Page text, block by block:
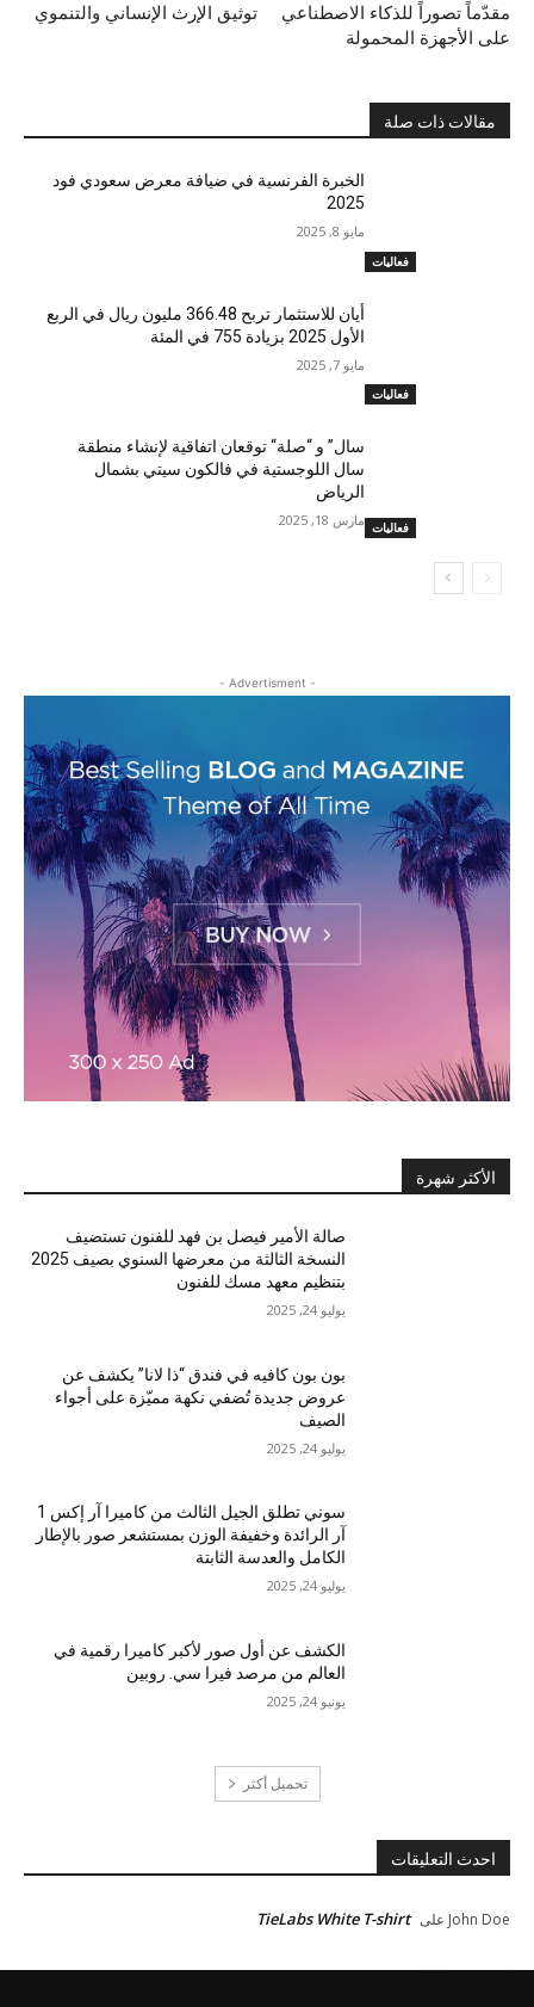
توثيق الإرث الإنساني والتنموي
مقدّماً تصوراً للذكاء الاصطناعي
على الأجهزة المحمولة
مقالات ذات صلة
فعاليات
الخبرة الفرنسية في ضيافة معرض سعودي فود
2025
مايو 8, 2025
فعاليات
أيان للاستثمار تربح 366.48 مليون ريال في الربع
الأول 2025 بزيادة 755 في المئة
مايو 7, 2025
فعاليات
سال” و “صلة“ توقعان اتفاقية لإنشاء منطقة
سال اللوجستية في فالكون سيتي بشمال
الرياض
مارس 18, 2025
- Advertisment -
الأكثر شهرة
صالة الأمير فيصل بن فهد للفنون تستضيف
النسخة الثالثة من معرضها السنوي بصيف 2025
بتنظيم معهد مسك للفنون
يوليو 24, 2025
بون بون كافيه في فندق “ذا لانا” يكشف عن
عروض جديدة تُضفي نكهة مميّزة على أجواء
الصيف
يوليو 24, 2025
سوني تطلق الجيل الثالث من كاميرا آر إكس 1
آر الرائدة وخفيفة الوزن بمستشعر صور بالإطار
الكامل والعدسة الثابتة
يوليو 24, 2025
الكشف عن أول صور لأكبر كاميرا رقمية في
العالم من مرصد فيرا سي. روبين
يونيو 24, 2025
تحميل أكثر
احدث التعليقات
John Doe على TieLabs White T-shirt